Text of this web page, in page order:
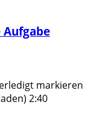
markieren
2:40